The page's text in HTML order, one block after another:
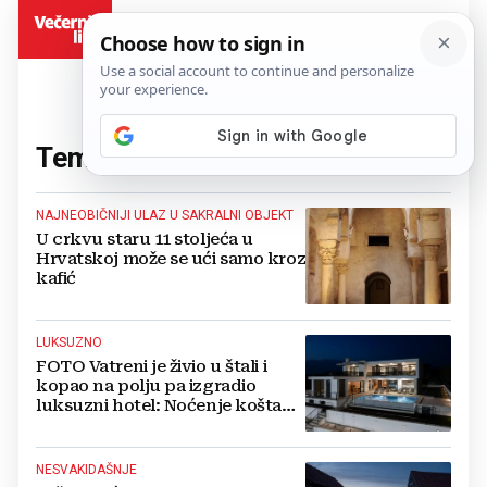
Tema:Zadar(64 članaka)
NAJNEOBIČNIJI ULAZ U SAKRALNI OBJEKT
U crkvu staru 11 stoljeća u
Hrvatskoj može se ući samo kroz
kafić
LUKSUZNO
FOTO Vatreni je živio u štali i
kopao na polju pa izgradio
luksuzni hotel: Noćenje košta
NESVAKIDAŠNJE